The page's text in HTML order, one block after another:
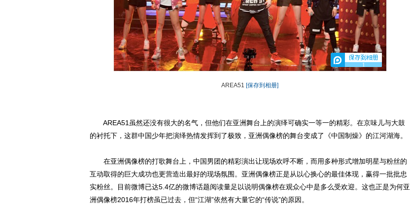
1
AREA51 [保存到相册]
AREA51虽然还没有很大的名气，但他们在亚洲舞台上的演绎可确实一等一的精彩。在京味儿与大鼓
的衬托下，这群中国少年把演绎热情发挥到了极致，亚洲偶像榜的舞台变成了《中国制燥》的江河湖海。
在亚洲偶像榜的打歌舞台上，中国男团的精彩演出让现场欢呼不断，而用多种形式增加明星与粉丝的
互动取得的巨大成功也更营造出最好的现场氛围。亚洲偶像榜正是从以心换心的最佳体现，赢得一批批忠
实粉丝。目前微博已达5.4亿的微博话题阅读量足以说明偶像榜在观众心中是多么受欢迎。这也正是为何亚
洲偶像榜2016年打榜虽已过去，但“江湖”依然有大量它的“传说”的原因。